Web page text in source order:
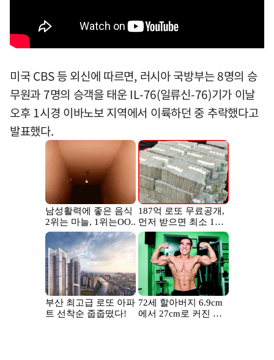
미국 CBS 등 외신에 따르면, 러시아 국방부는 8명의 승
무원과 7명의 승객을 태운 IL-76(일류신-76)기가 이날
오후 1시경 이바노보 지역에서 이륙하던 중 추락했다고
발표했다.